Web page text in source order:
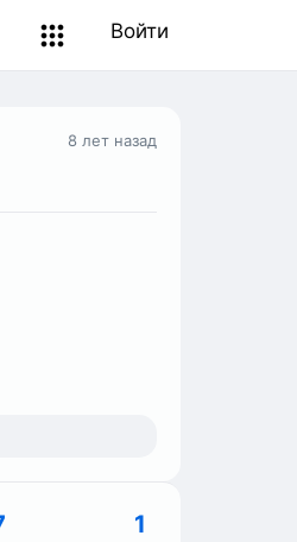
Войти
8 лет назад
1